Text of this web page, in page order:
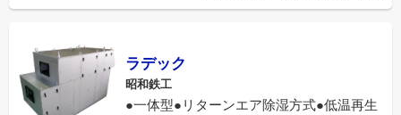
ラデック
昭和鉄工
●一体型●リターンエア除湿方式●低温再生